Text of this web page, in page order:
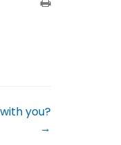
you?
→